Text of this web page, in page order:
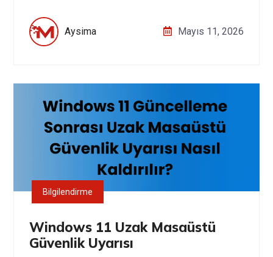
Aysima Mayıs 11, 2026
Bilgilendirme
Windows 11 Uzak Masaüstü
Güvenlik Uyarısı